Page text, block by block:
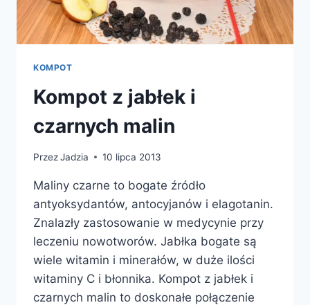
KOMPOT
Kompot z jabłek i
czarnych malin
PrzezJadzia 10 lipca 2013
Maliny czarne to bogate źródło
antyoksydantów, antocyjanów i elagotanin.
Znalazły zastosowanie w medycynie przy
leczeniu nowotworów. Jabłka bogate są
wiele witamin i minerałów, w duże ilości
witaminy C i błonnika. Kompot z jabłek i
czarnych malin to doskonałe połączenie